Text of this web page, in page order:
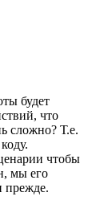
будет
что
сложно? Т.е.
чтобы
мы его
прежде.